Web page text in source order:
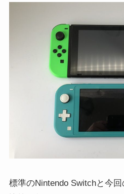
標準のNintendo Switchと今